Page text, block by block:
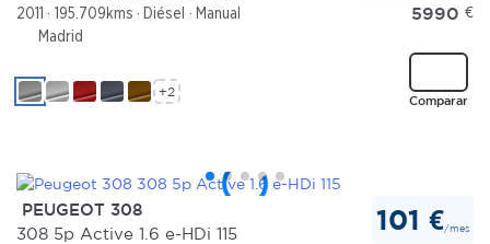
2011 195.709kms Diésel
Manual
Madrid
5990 €
Comparar
+2
PEUGEOT 308
308 5p Active 1.6 e-HDi 115
101 €/mes